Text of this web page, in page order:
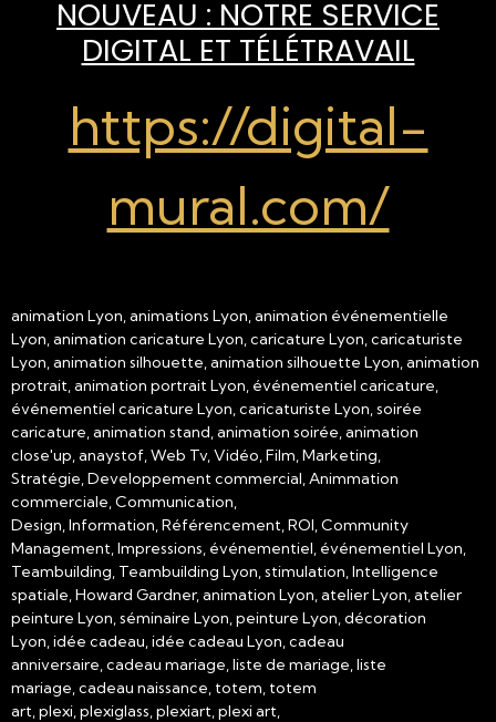
NOUVEAU : NOTRE SERVICE
DIGITAL ET TÉLÉTRAVAIL
https://digital-
mural.com/
animation Lyon, animations Lyon, animation événementielle
Lyon, animation caricature Lyon, caricature Lyon, caricaturiste
Lyon, animation silhouette, animation silhouette Lyon, animation
protrait, animation portrait Lyon, événementiel caricature,
événementiel caricature Lyon, caricaturiste Lyon, soirée
caricature, animation stand, animation soirée, animation
close'up, anaystof, Web Tv, Vidéo, Film, Marketing,
Stratégie, Developpement commercial, Animmation
commerciale, Communication,
Design, Information, Référencement, ROI, Community
Management, Impressions, événementiel, événementiel Lyon,
Teambuilding, Teambuilding Lyon, stimulation, Intelligence
spatiale, Howard Gardner, animation Lyon, atelier Lyon, atelier
peinture Lyon, séminaire Lyon, peinture Lyon, décoration
Lyon, idée cadeau, idée cadeau Lyon, cadeau
anniversaire, cadeau mariage, liste de mariage, liste
mariage, cadeau naissance, totem, totem
art, plexi, plexiglass, plexiart, plexi art,